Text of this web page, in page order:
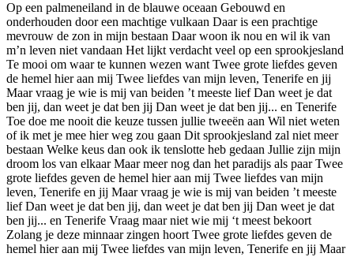
Op een palmeneiland in de blauwe oceaan Gebouwd en
onderhouden door een machtige vulkaan Daar is een prachtige
mevrouw de zon in mijn bestaan Daar woon ik nou en wil ik van
m’n leven niet vandaan Het lijkt verdacht veel op een sprookjesland
Te mooi om waar te kunnen wezen want Twee grote liefdes geven
de hemel hier aan mij Twee liefdes van mijn leven, Tenerife en jij
Maar vraag je wie is mij van beiden ’t meeste lief Dan weet je dat
ben jij, dan weet je dat ben jij Dan weet je dat ben jij... en Tenerife
Toe doe me nooit die keuze tussen jullie tweeën aan Wil niet weten
of ik met je mee hier weg zou gaan Dit sprookjesland zal niet meer
bestaan Welke keus dan ook ik tenslotte heb gedaan Jullie zijn mijn
droom los van elkaar Maar meer nog dan het paradijs als paar Twee
grote liefdes geven de hemel hier aan mij Twee liefdes van mijn
leven, Tenerife en jij Maar vraag je wie is mij van beiden ’t meeste
lief Dan weet je dat ben jij, dan weet je dat ben jij Dan weet je dat
ben jij... en Tenerife Vraag maar niet wie mij ‘t meest bekoort
Zolang je deze minnaar zingen hoort Twee grote liefdes geven de
hemel hier aan mij Twee liefdes van mijn leven, Tenerife en jij Maar